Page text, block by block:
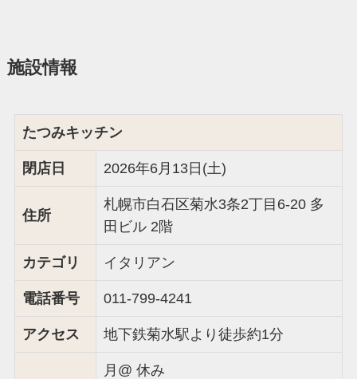
施設情報
たつみキッチン
閉店日 2026年6月13日(土)
住所
札幌市白石区菊水3条2丁目6-20 多
田ビル 2階
カテゴリ イタリアン
電話番号 011-799-4241
アクセス 地下鉄菊水駅より徒歩約1分
月@ 休み